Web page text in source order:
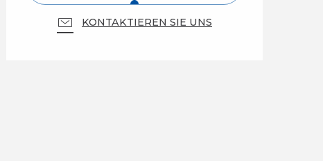
KONTAKTIEREN SIE UNS